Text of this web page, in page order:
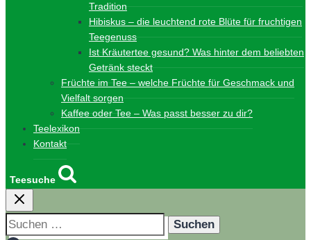
Tradition
Hibiskus – die leuchtend rote Blüte für fruchtigen
Teegenuss
Ist Kräutertee gesund? Was hinter dem beliebten
Getränk steckt
Früchte im Tee – welche Früchte für Geschmack und
Vielfalt sorgen
Kaffee oder Tee – Was passt besser zu dir?
Teelexikon
Kontakt
Teesuche
Suchen